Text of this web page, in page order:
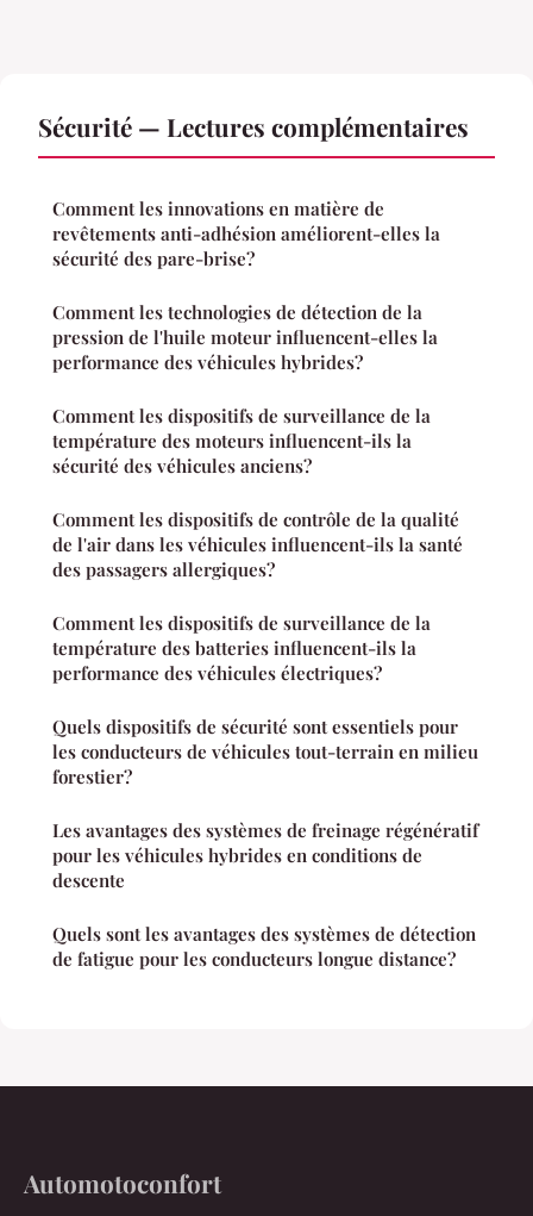
Sécurité — Lectures complémentaires
Comment les innovations en matière de
revêtements anti-adhésion améliorent-elles la
sécurité des pare-brise?
Comment les technologies de détection de la
pression de l'huile moteur influencent-elles la
performance des véhicules hybrides?
Comment les dispositifs de surveillance de la
température des moteurs influencent-ils la
sécurité des véhicules anciens?
Comment les dispositifs de contrôle de la qualité
de l'air dans les véhicules influencent-ils la santé
des passagers allergiques?
Comment les dispositifs de surveillance de la
température des batteries influencent-ils la
performance des véhicules électriques?
Quels dispositifs de sécurité sont essentiels pour
les conducteurs de véhicules tout-terrain en milieu
forestier?
Les avantages des systèmes de freinage régénératif
pour les véhicules hybrides en conditions de
descente
Quels sont les avantages des systèmes de détection
de fatigue pour les conducteurs longue distance?
Automotoconfort